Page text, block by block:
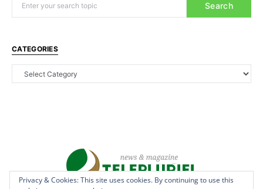
Search
CATEGORIES
Privacy & Cookies: This site uses cookies. By continuing to use this